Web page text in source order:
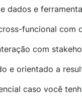
dados e
funcional com
com
e orientado a
caso você